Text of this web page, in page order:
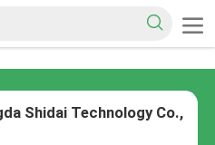
Shidai Technology Co.,